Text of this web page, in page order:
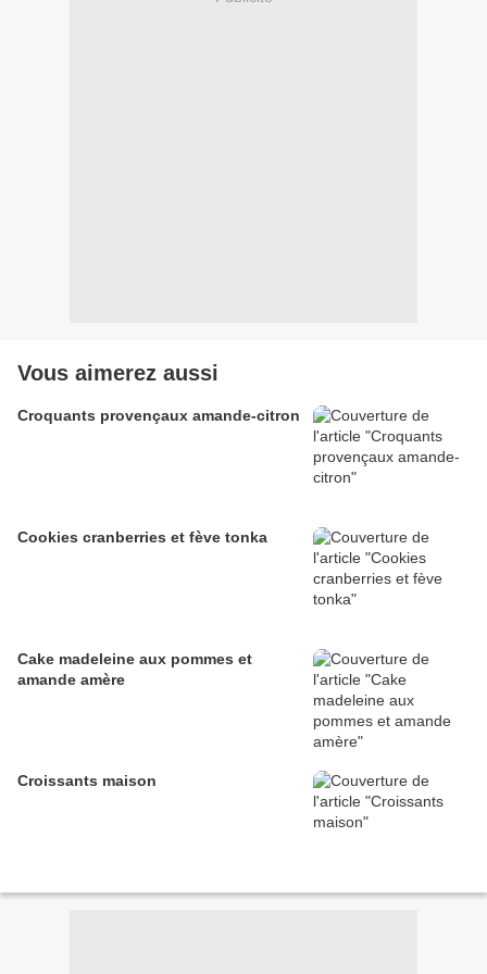
Vous aimerez aussi
Croquants provençaux amande-citron
Cookies cranberries et fève tonka
Cake madeleine aux pommes et
amande amère
Croissants maison